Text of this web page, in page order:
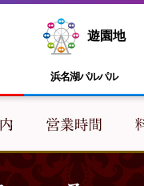
遊園地
浜名湖パルパル